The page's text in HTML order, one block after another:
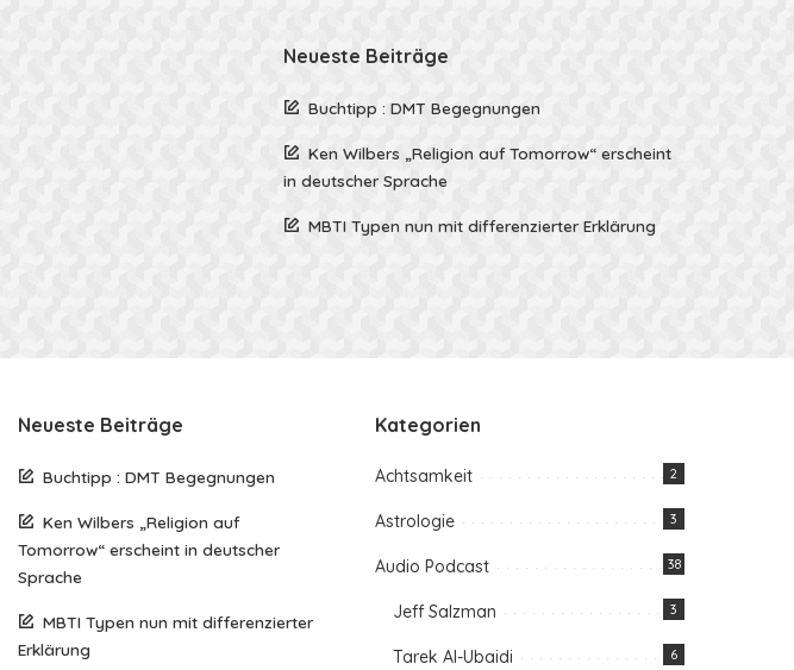
Neueste Beiträge
Buchtipp : DMT Begegnungen
Ken Wilbers „Religion auf Tomorrow“ erscheint
in deutscher Sprache
MBTI Typen nun mit differenzierter Erklärung
Neueste Beiträge
Buchtipp : DMT Begegnungen
Ken Wilbers „Religion auf
Tomorrow“ erscheint in deutscher
Sprache
MBTI Typen nun mit differenzierter
Erklärung
Kategorien
Achtsamkeit 2
Astrologie 3
Audio Podcast 38
Jeff Salzman 3
Tarek Al-Ubaidi 6